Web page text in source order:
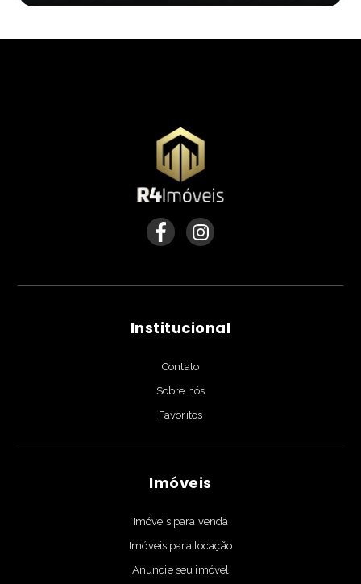
Institucional
Contato
Sobre nós
Favoritos
Imóveis
Imóveis para venda
Imóveis para locação
Anuncie seu imóvel